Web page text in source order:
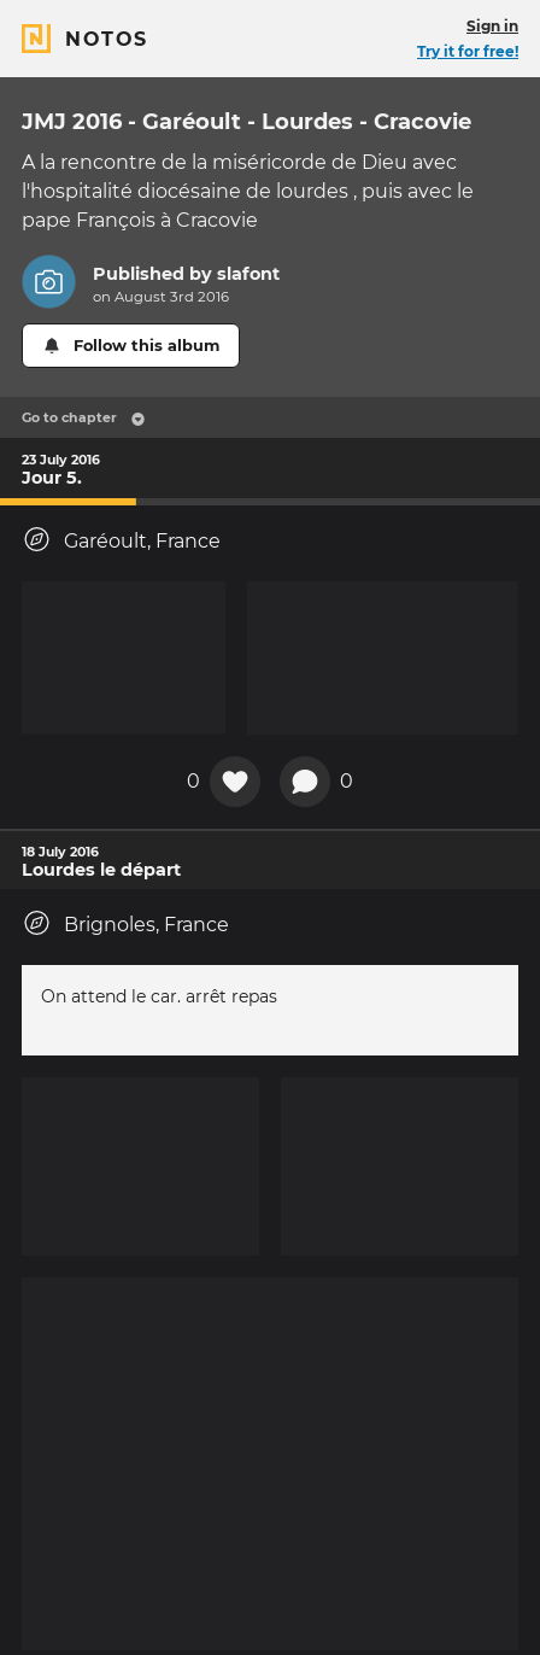
NOTOS
Sign in
Try it for free!
JMJ 2016 - Garéoult - Lourdes - Cracovie
A la rencontre de la miséricorde de Dieu avec
l'hospitalité diocésaine de lourdes , puis avec le
pape François à Cracovie
Published byslafont
on August 3rd 2016
Follow this album
Go to chapter
23 July 2016
Jour 5.
Garéoult, France
0 0
18 July 2016
Lourdes le départ
Brignoles, France
On attend le car. arrêt repas